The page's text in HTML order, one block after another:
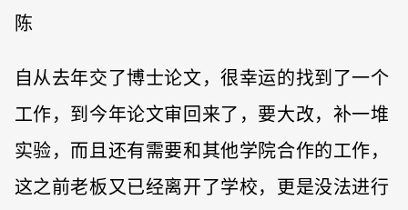
陈
自从去年交了博士论文，很幸运的找到了一个
工作，到今年论文审回来了，要大改，补一堆
实验，而且还有需要和其他学院合作的工作，
这之前老板又已经离开了学校，更是没法进行